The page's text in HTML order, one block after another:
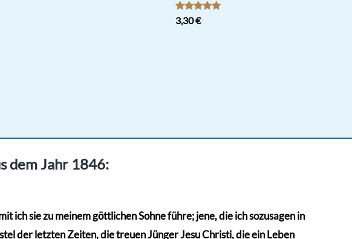
Bewertet
mit
3,30€
dem Jahr 1846:
ich sie zu meinem göttlichen Sohne führe; jene, die ich sozusagen in
der letzten Zeiten, die treuen Jünger Jesu Christi, die ein Leben